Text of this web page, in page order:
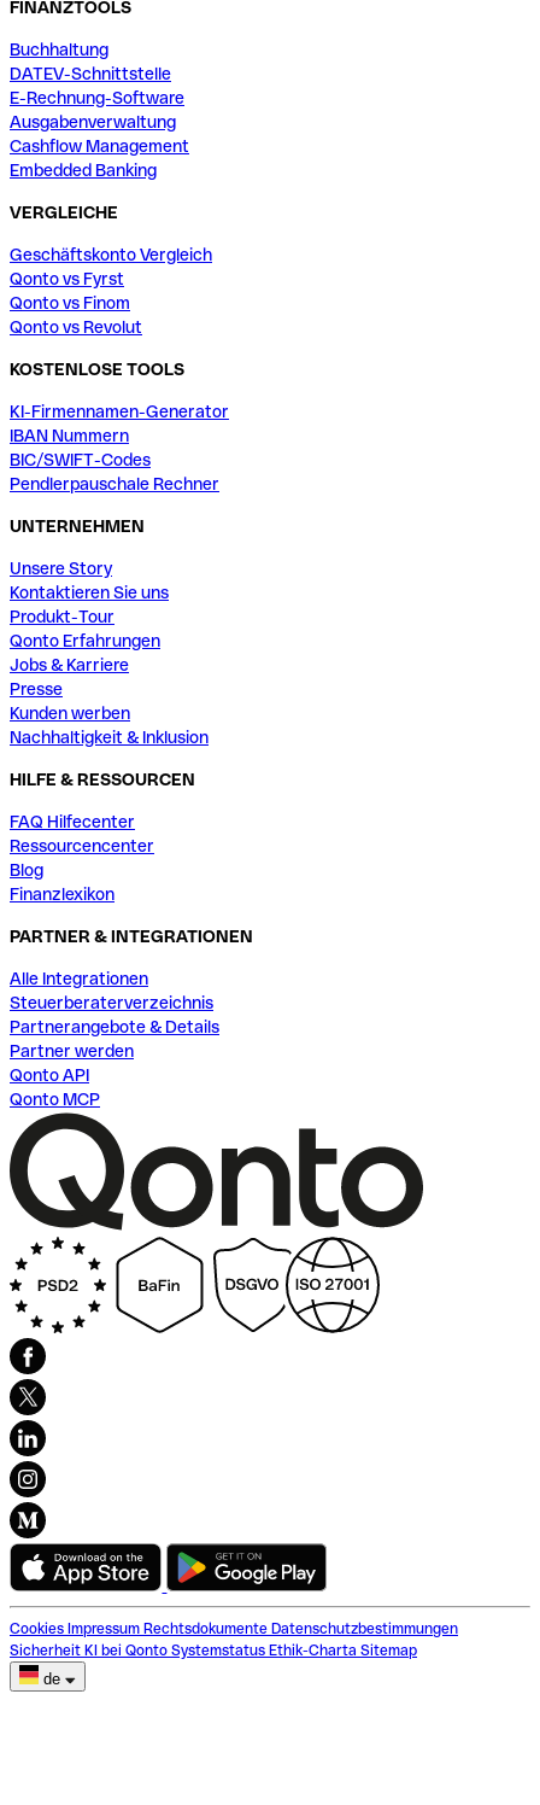
FINANZTOOLS
Buchhaltung
DATEV-Schnittstelle
E-Rechnung-Software
Ausgabenverwaltung
Cashflow Management
Embedded Banking
VERGLEICHE
Geschäftskonto Vergleich
Qonto vs Fyrst
Qonto vs Finom
Qonto vs Revolut
KOSTENLOSE TOOLS
KI-Firmennamen-Generator
IBAN Nummern
BIC/SWIFT-Codes
Pendlerpauschale Rechner
UNTERNEHMEN
Unsere Story
Kontaktieren Sie uns
Produkt-Tour
Qonto Erfahrungen
Jobs & Karriere
Presse
Kunden werben
Nachhaltigkeit & Inklusion
HILFE & RESSOURCEN
FAQ Hilfecenter
Ressourcencenter
Blog
Finanzlexikon
PARTNER & INTEGRATIONEN
Alle Integrationen
Steuerberaterverzeichnis
Partnerangebote & Details
Partner werden
Qonto API
Qonto MCP
Cookies Impressum Rechtsdokumente Datenschutzbestimmungen
Sicherheit KI bei Qonto Systemstatus Ethik-Charta Sitemap
de